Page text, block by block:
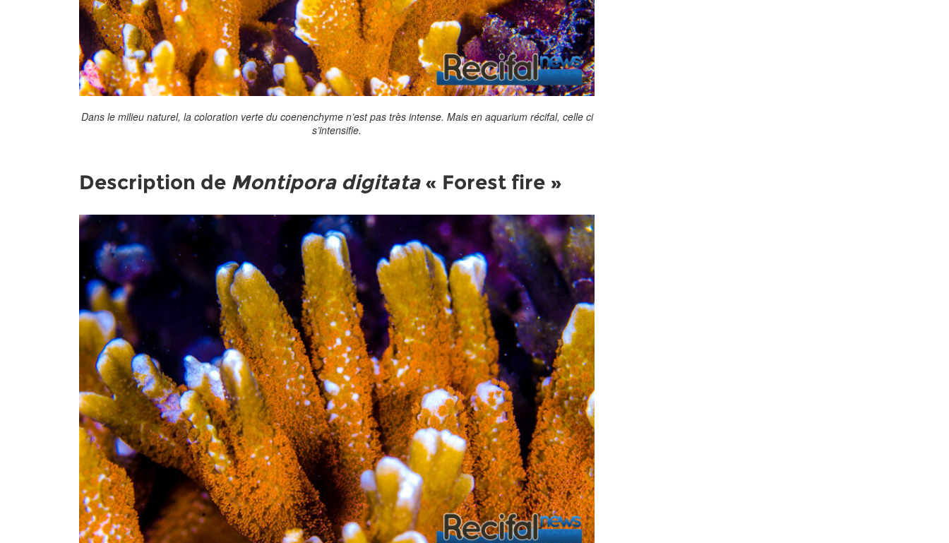
Dans le milieu naturel, la coloration verte du coenenchyme n’est pas très intense. Mais en aquarium récifal, celle ci
s’intensifie.
Description de Montipora digitata« Forest fire »